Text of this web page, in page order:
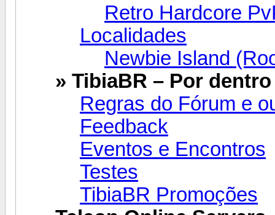
Retro Hardcore
Localidades
Newbie Island
» TibiaBR – Por
Regras do Fórum e
Feedback
Eventos e Encontros
Testes
TibiaBR Promoções